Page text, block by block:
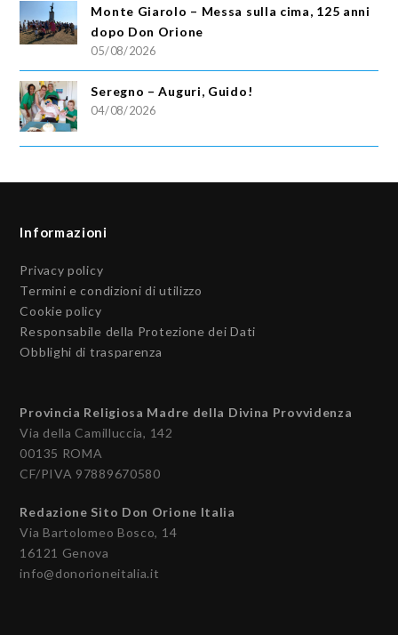
Monte Giarolo – Messa sulla cima, 125 anni
dopo Don Orione
05/08/2026
Seregno – Auguri, Guido!
04/08/2026
Informazioni
Privacy policy
Termini e condizioni di utilizzo
Cookie policy
Responsabile della Protezione dei Dati
Obblighi di trasparenza
Provincia Religiosa Madre della Divina Provvidenza
Via della Camilluccia, 142
00135 ROMA
CF/PIVA 97889670580
Redazione Sito Don Orione Italia
Via Bartolomeo Bosco, 14
16121 Genova
info@donorioneitalia.it